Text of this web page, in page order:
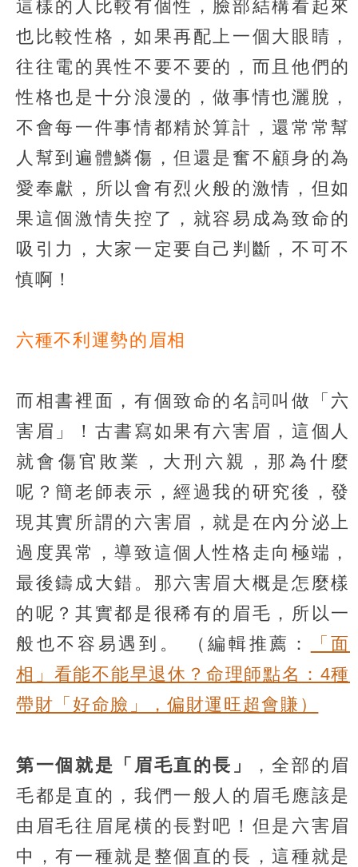
這樣的人比較有個性，臉部結構看起來
也比較性格，如果再配上一個大眼睛，
往往電的異性不要不要的，而且他們的
性格也是十分浪漫的，做事情也灑脫，
不會每一件事情都精於算計，還常常幫
人幫到遍體鱗傷，但還是奮不顧身的為
愛奉獻，所以會有烈火般的激情，但如
果這個激情失控了，就容易成為致命的
吸引力，大家一定要自己判斷，不可不
慎啊！
六種不利運勢的眉相
而相書裡面，有個致命的名詞叫做「六
害眉」！古書寫如果有六害眉，這個人
就會傷官敗業，大刑六親，那為什麼
呢？簡老師表示，經過我的研究後，發
現其實所謂的六害眉，就是在內分泌上
過度異常，導致這個人性格走向極端，
最後鑄成大錯。那六害眉大概是怎麼樣
的呢？其實都是很稀有的眉毛，所以一
般也不容易遇到。
（編輯推薦：
「面
相」看能不能早退休？命理師點名：4種
帶財「好命臉」，偏財運旺超會賺）
第一個就是「眉毛直的長」
，全部的眉
毛都是直的，我們一般人的眉毛應該是
由眉毛往眉尾橫的長對吧！但是六害眉
中，有一種就是整個直的長，這種就是